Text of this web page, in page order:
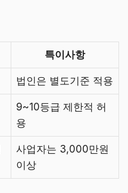
특이사항
법인은 별도기준 적용
9~10등급 제한적 허
용
사업자는 3,000만원
이상